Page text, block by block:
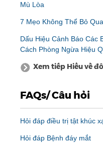
Mù Lòa
7 Mẹo Không Thể Bỏ
Dấu Hiệu Cảnh Báo Các
Cách Phòng Ngừa Hiệu
Xem tiếp Hiểu về
FAQs/ Câu hỏi
Hỏi đáp điều trị tật khúc
Hỏi đáp Bệnh đáy mắt